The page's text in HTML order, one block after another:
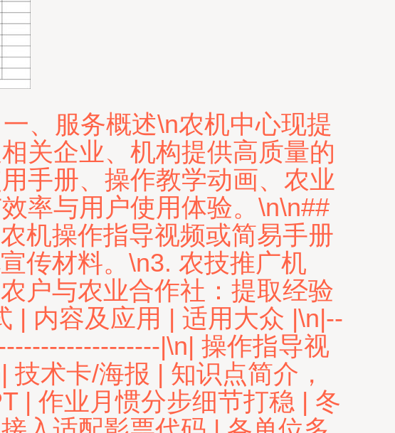
、服务概述\n农机中心现提
关企业、机构提供高质量的
手册、操作教学动画、农业
率与用户使用体验。\n\n##
机操作指导视频或简易手册
传材料。\n3. 农技推广机
户与农业合作社：提取经验
| 内容及应用 | 适用大众 |\n|--
|\n| 操作指导视
术卡/海报 | 知识点简介，
| 作业月惯分步细节打稳 | 冬